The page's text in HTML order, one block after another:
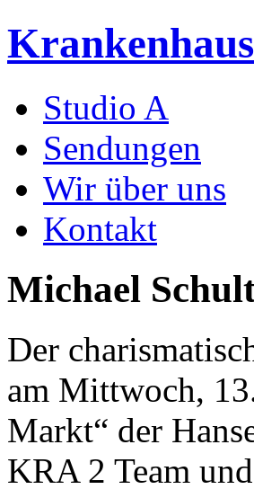
Studio A
Sendungen
Wir über uns
Kontakt
Michael
Der
am Mittwoch,
Markt“ der
KRA 2 Team